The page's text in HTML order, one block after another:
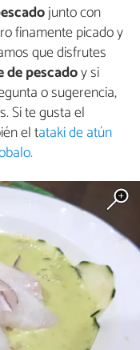
junto con
finamente picado y
que disfrutes
pescadoy si
o sugerencia,
Si te gusta el
el tataki de atún